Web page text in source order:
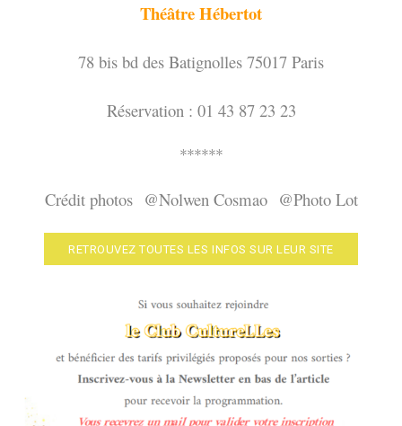
Théâtre Hébertot
78 bis bd des Batignolles 75017 Paris
Réservation : 01 43 87 23 23
******
Crédit photos @Nolwen Cosmao @Photo Lot
RETROUVEZ TOUTES LES INFOS SUR LEUR SITE